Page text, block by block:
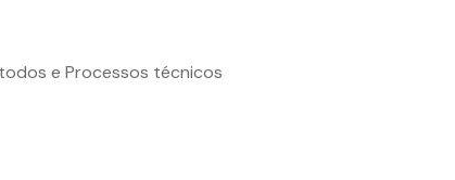
e Processos técnicos